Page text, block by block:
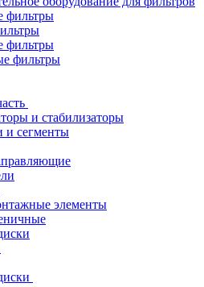
фильтры
фильтры
фильтры
и стабилизаторы
и сегменты
элементы